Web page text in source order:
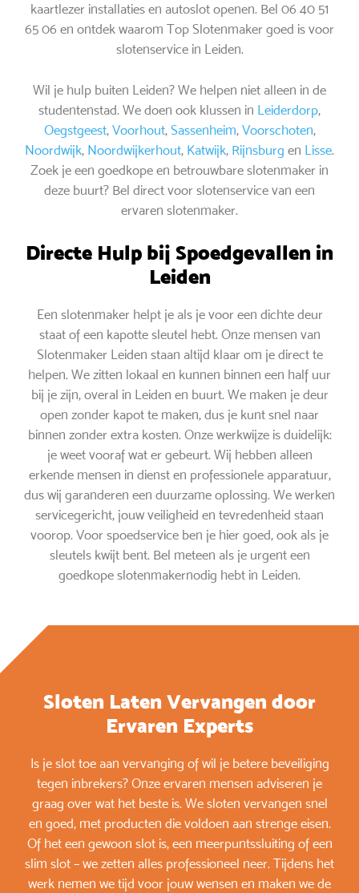
kaartlezer installaties en autoslot openen. Bel 06 40 51
65 06 en ontdek waarom Top Slotenmaker goed is voor
slotenservice in Leiden.
Wil je hulp buiten Leiden? We helpen niet alleen in de
studentenstad. We doen ook klussen in Leiderdorp,
Oegstgeest, Voorhout, Sassenheim, Voorschoten,
Noordwijk, Noordwijkerhout, Katwijk, Rijnsburg en Lisse.
Zoek je een goedkope en betrouwbare slotenmaker in
deze buurt? Bel direct voor slotenservice van een
ervaren slotenmaker.
Directe Hulp bij Spoedgevallen in
Leiden
Een slotenmaker helpt je als je voor een dichte deur
staat of een kapotte sleutel hebt. Onze mensen van
Slotenmaker Leiden staan altijd klaar om je direct te
helpen. We zitten lokaal en kunnen binnen een half uur
bij je zijn, overal in Leiden en buurt. We maken je deur
open zonder kapot te maken, dus je kunt snel naar
binnen zonder extra kosten. Onze werkwijze is duidelijk:
je weet vooraf wat er gebeurt. Wij hebben alleen
erkende mensen in dienst en professionele apparatuur,
dus wij garanderen een duurzame oplossing. We werken
servicegericht, jouw veiligheid en tevredenheid staan
voorop. Voor spoedservice ben je hier goed, ook als je
sleutels kwijt bent. Bel meteen als je urgent een
goedkope slotenmakernodig hebt in Leiden.
Sloten Laten Vervangen door
Ervaren Experts
Is je slot toe aan vervanging of wil je betere beveiliging
tegen inbrekers? Onze ervaren mensen adviseren je
graag over wat het beste is. We sloten vervangen snel
en goed, met producten die voldoen aan strenge eisen.
Of het een gewoon slot is, een meerpuntssluiting of een
slim slot – we zetten alles professioneel neer. Tijdens het
werk nemen we tijd voor jouw wensen en maken we de